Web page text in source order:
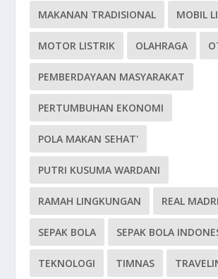
MAKANAN TRADISIONAL MOBIL
MOTOR LISTRIK OLAHRAGA
PEMBERDAYAAN MASYARAKAT
PERTUMBUHAN EKONOMI
POLA MAKAN SEHAT'
PUTRI KUSUMA WARDANI
RAMAH LINGKUNGAN REAL
SEPAK BOLA SEPAK BOLA
TEKNOLOGI TIMNAS